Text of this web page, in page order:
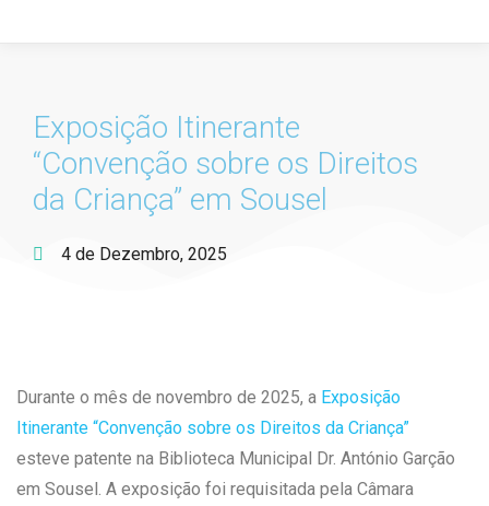
Exposição Itinerante
“Convenção sobre os Direitos
da Criança” em Sousel
4 de Dezembro, 2025
Durante o mês de novembro de 2025, a Exposição
Itinerante “Convenção sobre os Direitos da Criança”
esteve patente na Biblioteca Municipal Dr. António Garção
em Sousel. A exposição foi requisitada pela Câmara